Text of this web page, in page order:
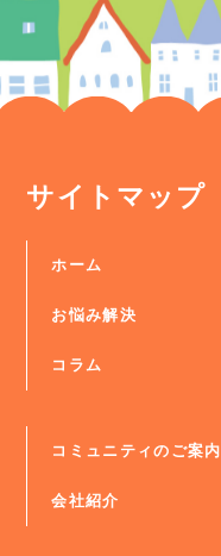
サイトマップ
ホーム
お悩み解決
コラム
コミュニティのご案内
会社紹介